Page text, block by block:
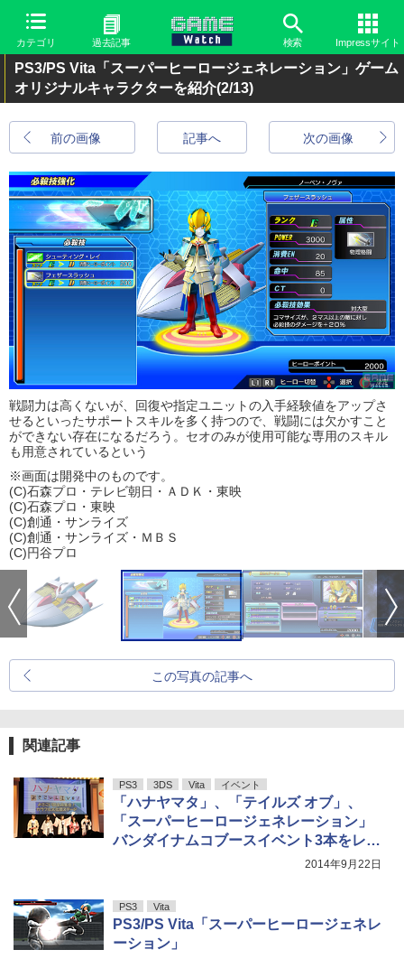
カテゴリ 過去記事 検索 Impressサイト
PS3/PS Vita「スーパーヒーロージェネレーション」ゲーム
オリジナルキャラクターを紹介(2/13)
前の画像 次の画像
記事へ
戦闘力は高くないが、回復や指定ユニットの入手経験値をアップさ
せるといったサポートスキルを多く持つので、戦闘には欠かすこと
ができない存在になるだろう。セオのみが使用可能な専用のスキル
も用意されているという
※画面は開発中のものです。
(C)石森プロ・テレビ朝日・ＡＤＫ・東映
(C)石森プロ・東映
(C)創通・サンライズ
(C)創通・サンライズ・ＭＢＳ
(C)円谷プロ
この写真の記事へ
関連記事
PS3 3DS Vita イベント
「ハナヤマタ」、「テイルズ オブ」、
「スーパーヒーロージェネレーション」
バンダイナムコブースイベント3本をレポ
2014年9月22日
PS3 Vita
PS3/PS Vita「スーパーヒーロージェネレ
ーション」